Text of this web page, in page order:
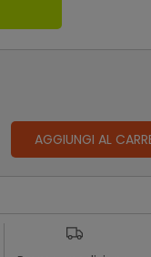
AGGIUNGI AL